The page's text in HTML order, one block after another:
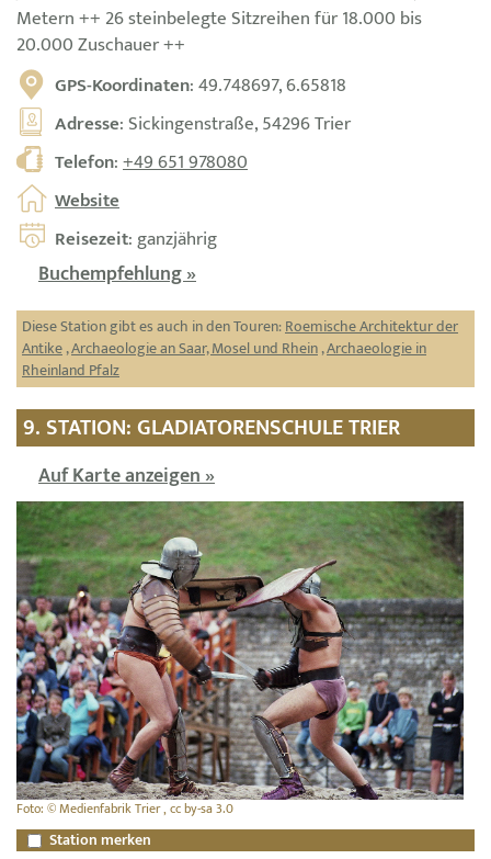
Metern ++ 26 steinbelegte Sitzreihen für 18.000 bis
20.000 Zuschauer ++
GPS-Koordinaten: 49.748697, 6.65818
Adresse: Sickingenstraße, 54296 Trier
Telefon:+49 651 978080
Website
Reisezeit: ganzjährig
Buchempfehlung »
Diese Station gibt es auch in den Touren:Roemische Architektur der
Antike,Archaeologie an Saar, Mosel und Rhein,Archaeologie in
Rheinland Pfalz
9. STATION: GLADIATORENSCHULE TRIER
Auf Karte anzeigen »
Foto: © Medienfabrik Trier , cc by-sa 3.0
Station merken